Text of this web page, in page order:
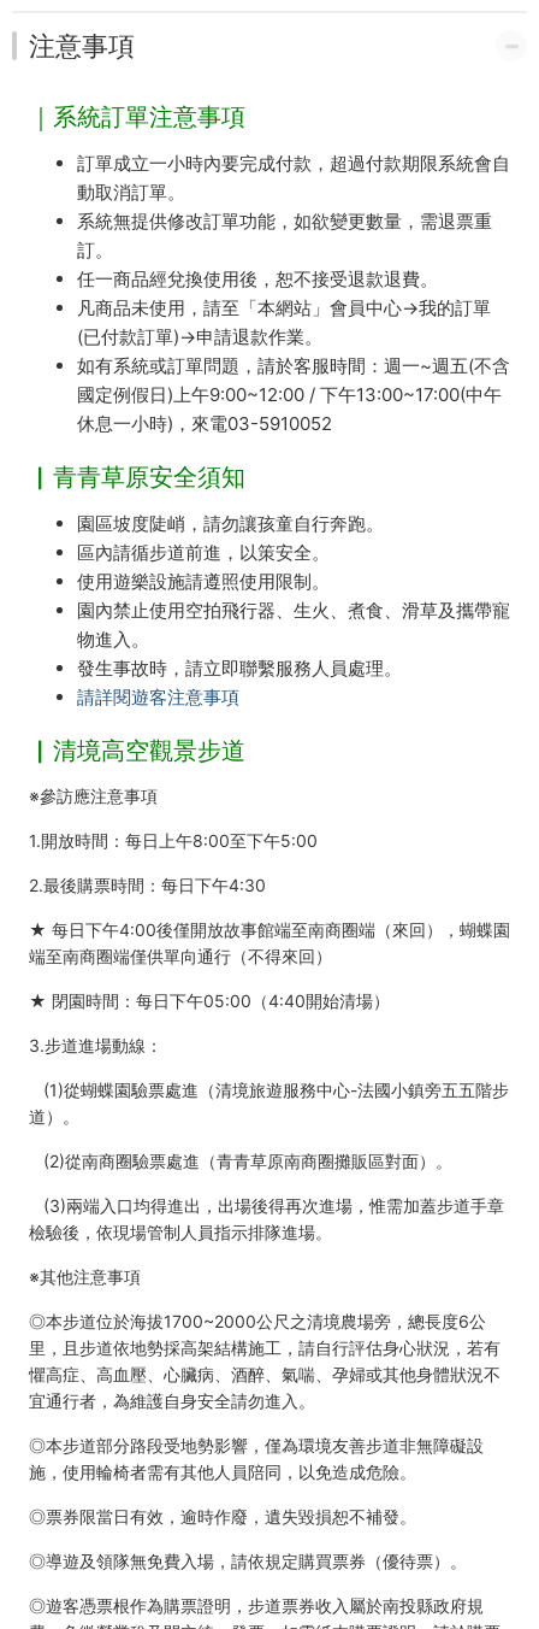
注意事項
｜系統訂單注意事項
訂單成立一小時內要完成付款，超過付款期限系統會自
動取消訂單。
系統無提供修改訂單功能，如欲變更數量，需退票重
訂。
任一商品經兌換使用後，恕不接受退款退費。
凡商品未使用，請至「本網站」會員中心→我的訂單
(已付款訂單)→申請退款作業。
如有系統或訂單問題，請於客服時間：週一~週五(不含
國定例假日)上午9:00~12:00 / 下午13:00~17:00(中午
休息一小時)，來電03-5910052
▏青青草原安全須知
園區坡度陡峭，請勿讓孩童自行奔跑。
區內請循步道前進，以策安全。
使用遊樂設施請遵照使用限制。
園內禁止使用空拍飛行器、生火、煮食、滑草及攜帶寵
物進入。
發生事故時，請立即聯繫服務人員處理。
請詳閱遊客注意事項
▏清境高空觀景步道
※參訪應注意事項
1.開放時間：每日上午8:00至下午5:00
2.最後購票時間：每日下午4:30
★ 每日下午4:00後僅開放故事館端至南商圈端（來回），蝴蝶園
端至南商圈端僅供單向通行（不得來回）
★ 閉園時間：每日下午05:00（4:40開始清場）
3.步道進場動線：
(1)從蝴蝶園驗票處進（清境旅遊服務中心-法國小鎮旁五五階步
道）。
(2)從南商圈驗票處進（青青草原南商圈攤販區對面）。
(3)兩端入口均得進出，出場後得再次進場，惟需加蓋步道手章
檢驗後，依現場管制人員指示排隊進場。
※其他注意事項
◎本步道位於海拔1700~2000公尺之清境農場旁，總長度6公
里，且步道依地勢採高架結構施工，請自行評估身心狀況，若有
懼高症、高血壓、心臟病、酒醉、氣喘、孕婦或其他身體狀況不
宜通行者，為維護自身安全請勿進入。
◎本步道部分路段受地勢影響，僅為環境友善步道非無障礙設
施，使用輪椅者需有其他人員陪同，以免造成危險。
◎票券限當日有效，逾時作廢，遺失毀損恕不補發。
◎導遊及領隊無免費入場，請依規定購買票券（優待票）。
◎遊客憑票根作為購票證明，步道票券收入屬於南投縣政府規